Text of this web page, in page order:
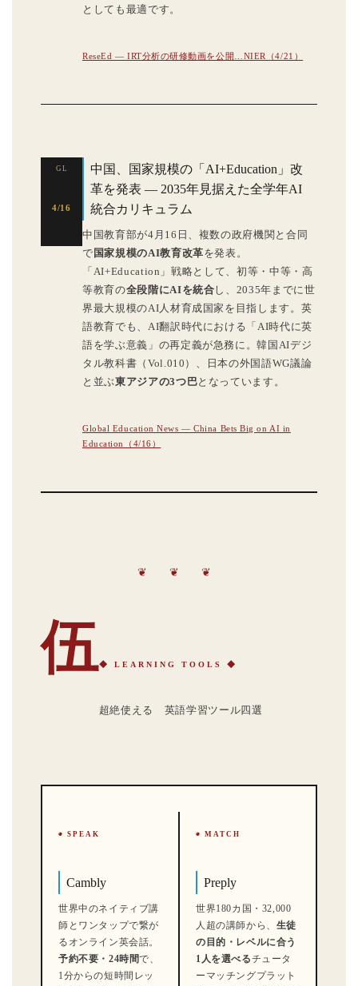
としても最適です。
ReseEd — IRT分析の研修動画を公開…NIER（4/21）
GL
4/16
中国、国家規模の「AI+Education」改
革を発表 — 2035年見据えた全学年AI
統合カリキュラム
中国教育部が4月16日、複数の政府機関と合同
で 国家規模のAI教育改革を発表。
「AI+Education」戦略として、初等・中等・高
等教育の全段階にAIを統合し、2035年までに世
界最大規模のAI人材育成国家を目指します。英
語教育でも、AI翻訳時代における「AI時代に英
語を学ぶ意義」の再定義が急務に。韓国AIデジ
タル教科書（Vol.010）、日本の外国語WG議論
と並ぶ東アジアの3つ巴となっています。
Global Education News — China Bets Big on AI in
Education（4/16）
❦ ❦ ❦
伍◆ LEARNING TOOLS ◆
超絶使える 英語学習ツール四選
◉ SPEAK
Cambly
世界中のネイティブ講
師とワンタップで繋が
るオンライン英会話。
予約不要・24時間で、
1分からの短時間レッ
◉ MATCH
Preply
世界180カ国・32,000
人超の講師から、 生徒
の目的・レベルに合う
1人を選べるチュータ
ーマッチングプラット